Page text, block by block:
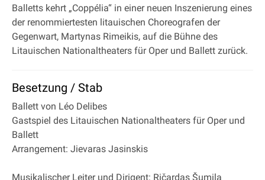
Balletts kehrt „Coppélia“ in einer neuen Inszenierung eines
der renommiertesten litauischen Choreografen der
Gegenwart, Martynas Rimeikis, auf die Bühne des
Litauischen Nationaltheaters für Oper und Ballett zurück.
Besetzung / Stab
Ballett von Léo Delibes
Gastspiel des Litauischen Nationaltheaters für Oper und
Ballett
Arrangement: Jievaras Jasinskis
Musikalischer Leiter und Dirigent: Ričardas Šumila